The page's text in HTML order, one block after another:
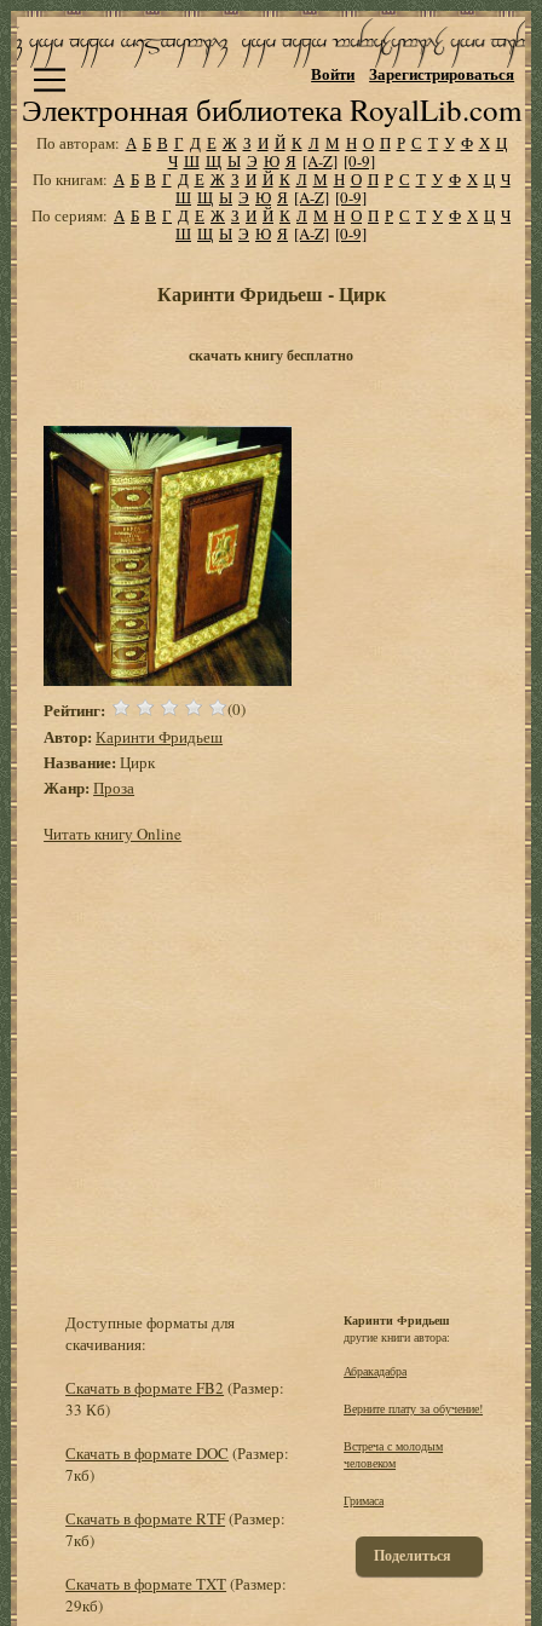
Электронная библиотека RoyalLib.com
Войти Зарегистрироваться
По авторам: А Б В Г Д Е Ж З И Й К Л М Н О П Р С Т У Ф Х Ц
Ч Ш Щ Ы Э Ю Я [A-Z] [0-9]
По книгам: А Б В Г Д Е Ж З И Й К Л М Н О П Р С Т У Ф Х Ц Ч
Ш Щ Ы Э Ю Я [A-Z] [0-9]
По сериям: А Б В Г Д Е Ж З И Й К Л М Н О П Р С Т У Ф Х Ц Ч
Ш Щ Ы Э Ю Я [A-Z] [0-9]
Каринти Фридьеш - Цирк
скачать книгу бесплатно
Рейтинг: (0)
Автор: Каринти Фридьеш
Название: Цирк
Жанр: Проза
Читать книгу Online
Доступные форматы для
скачивания:
Скачать в формате FB2 (Размер:
33 Кб)
Скачать в формате DOC (Размер:
7кб)
Скачать в формате RTF(Размер:
7кб)
Скачать в формате TXT(Размер:
29кб)
Каринти Фридьеш
другие книги автора:
Абракадабра
Верните плату за обучение!
Встреча с молодым
человеком
Гримаса
Поделиться